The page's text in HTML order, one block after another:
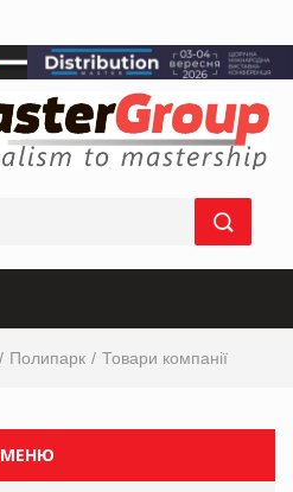
Полипарк Товари компанії
МЕНЮ